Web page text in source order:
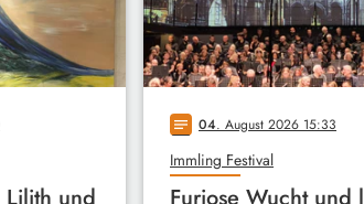
notes 04. August 2026 15:33
Immling Festival